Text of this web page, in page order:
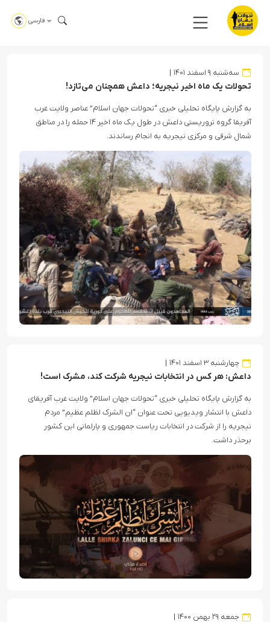
فارسی
سه‌شنبه ۹ اسفند ۱۴۰۱
تحولات یک ماه اخیر نیجریه؛ داعش همچنان می‌تازد!
به گزارش پایگاه تحلیلی خبری “تحولات جهان اسلام” عناصر ولایت غرب
آفریقا گروه تروریستی داعش در طول یک ماه اخیر ۱۴ حمله را در مناطق
شمال شرقی و مرکزی نیجریه به انجام رساندند.
چهارشنبه ۳ اسفند ۱۴۰۱
داعش: هر کس در انتخابات نیجریه شرکت کند، مشرک است!
به گزارش پایگاه تحلیلی خبری “تحولات جهان اسلام” ولایت غرب آفریقای
داعش با انتشار ویدیویی تحت عنوان “ان الشرک لظلم عظیم” مردم
نیجریه را از شرکت در انتخابات ریاست جمهوری و پارلمانی این کشور
برحذر داشت.
جمعه ۲۹ بهمن ۱۴۰۰